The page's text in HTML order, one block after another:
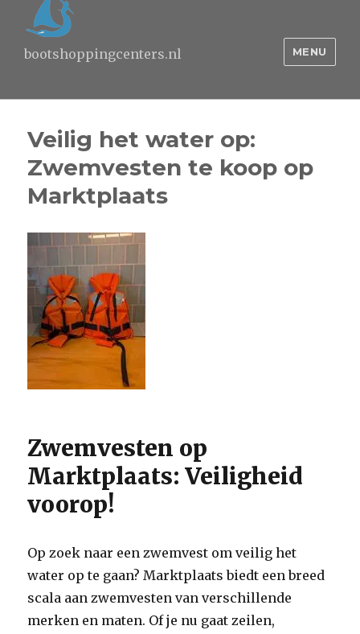
bootshoppingcenters.nl MENU
Veilig het water op:
Zwemvesten te koop op
Marktplaats
Zwemvesten op
Marktplaats: Veiligheid
voorop!
Op zoek naar een zwemvest om veilig het
water op te gaan? Marktplaats biedt een breed
scala aan zwemvesten van verschillende
merken en maten. Of je nu gaat zeilen,